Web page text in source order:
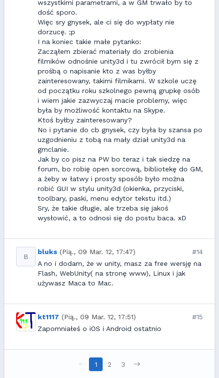
wszystkimi parametrami, a w GM trwało by to
dość sporo.
Więc sry gnysek, ale ci się do wypłaty nie
dorzucę. ;p
I na koniec takie małe pytanko:
Zacząłem zbierać materiały do zrobienia
filmików odnośnie unity3d i tu zwrócił bym się z
prośbą o napisanie kto z was byłby
zainteresowany, takimi filmikami. W szkole uczę
od początku roku szkolnego pewną grupkę osób
i wiem jakie zazwyczaj macie problemy, więc
była by możliwość kontaktu na Skype.
Ktoś byłby zainteresowany?
No i pytanie do cb gnysek, czy była by szansa po
uzgodnieniu z tobą na mały dział unity3d na
gmclanie.
Jak by co pisz na PW bo teraz i tak siedzę na
forum, bo robię open sorcową, bibliotekę do GM,
a żeby w łatwy i prosty sposób było można
robić GUI w stylu unity3d (okienka, przyciski,
toolbary, paski, menu edytor tekstu itd.)
Sry, że takie długie, ale trzeba się jakoś
wysłowić, a to odnosi się do postu baca. xD
B
bluks (Pią., 09 Mar. 12, 17:47)
#14
A no i dodam, że w unity, masz za free wersję na
Flash, WebUnity( na stronę www), Linux i jak
używasz Maca to Mac.
kt1117 (Pią., 09 Mar. 12, 17:51)
#15
Zapomniałeś o iOS i Android ostatnio
1 2 3